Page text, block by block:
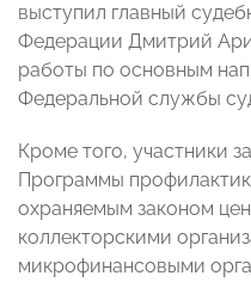
выступил главный
Федерации Дмитрий
работы по основным
Федеральной службы
Кроме того, участники
Программы
охраняемым законом
коллекторскими
микрофинансовыми